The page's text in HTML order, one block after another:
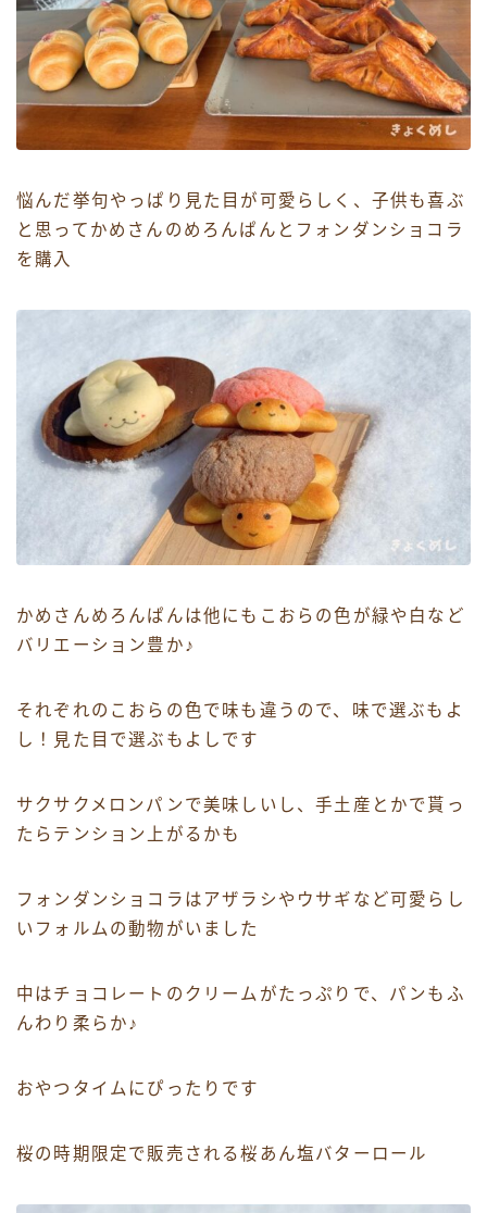
悩んだ挙句やっぱり見た目が可愛らしく、子供も喜ぶ
と思ってかめさんのめろんぱんとフォンダンショコラ
を購入
かめさんめろんぱんは他にもこおらの色が緑や白など
バリエーション豊か♪
それぞれのこおらの色で味も違うので、味で選ぶもよ
し！見た目で選ぶもよしです
サクサクメロンパンで美味しいし、手土産とかで貰っ
たらテンション上がるかも
フォンダンショコラはアザラシやウサギなど可愛らし
いフォルムの動物がいました
中はチョコレートのクリームがたっぷりで、パンもふ
んわり柔らか♪
おやつタイムにぴったりです
桜の時期限定で販売される桜あん塩バターロール